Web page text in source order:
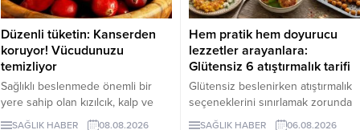
Düzenli tüketin: Kanserden
koruyor! Vücudunuzu
temizliyor
Sağlıklı beslenmede önemli bir
yere sahip olan kızılcık, kalp ve
damar sistemini desteklerken
SAĞLIK HABER 08.08.2026
Hem pratik hem doyurucu
lezzetler arayanlara:
Glütensiz 6 atıştırmalık tarifi
Glütensiz beslenirken atıştırmalık
seçeneklerini sınırlamak zorunda
değilsiniz. Evde kolayca
SAĞLIK HABER 06.08.2026